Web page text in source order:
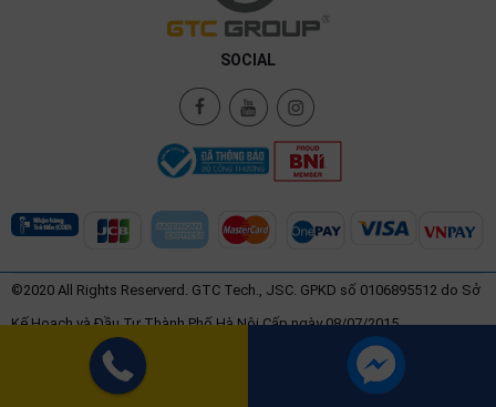
SOCIAL
©2020 All Rights Reserverd. GTC Tech., JSC. GPKD số 0106895512 do Sở
Kế Hoạch và Đầu Tư Thành Phố Hà Nội Cấp ngày 08/07/2015